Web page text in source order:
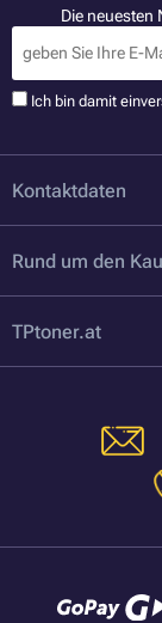
Die neuesten
Ich bin damit
Kontaktdaten
Rund um den
TPtoner.at